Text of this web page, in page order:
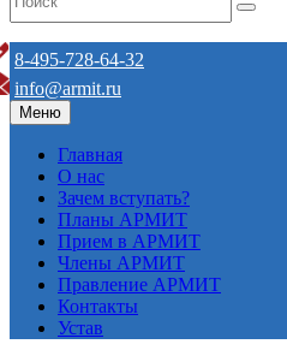
8-495-728-64-32
info@armit.ru
Меню
Главная
О нас
Зачем вступать?
Планы АРМИТ
Прием в АРМИТ
Члены АРМИТ
Правление АРМИТ
Контакты
Устав